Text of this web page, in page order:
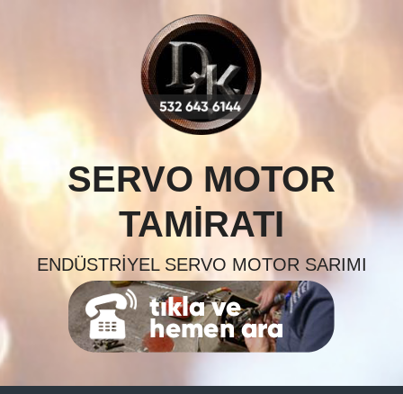
SERVO MOTOR
TAMIRATI
ENDÜSTRIYEL SERVO MOTOR SARIMI